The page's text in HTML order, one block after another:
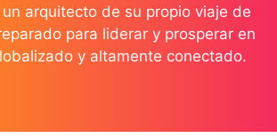
arquitecto de su propio viaje de
para liderar y prosperar en
y altamente conectado.